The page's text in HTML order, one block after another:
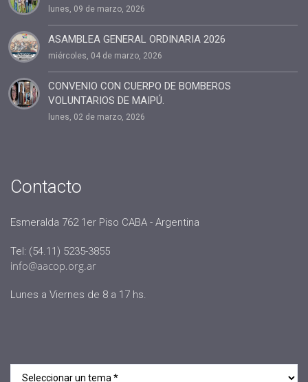
lunes, 09 de marzo, 2026
ASAMBLEA GENERAL ORDINARIA 2026
miércoles, 04 de marzo, 2026
CONVENIO CON CUERPO DE BOMBEROS
VOLUNTARIOS DE MAIPÚ.
lunes, 02 de marzo, 2026
Contacto
Esmeralda 762 1er Piso CABA - Argentina
Tel: (54.11) 5235-3855
info@aacop.org.ar
Lunes a Viernes de 8 a 17 hs.